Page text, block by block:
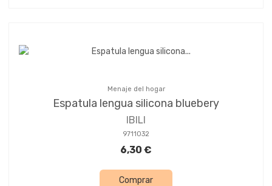
Menaje del hogar
Espatula lengua silicona bluebery
IBILI
9711032
6,30 €
Comprar